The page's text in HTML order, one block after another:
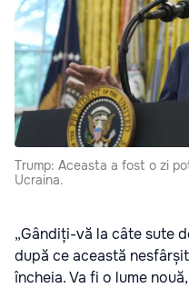
Trump: Aceasta a fost o zi
Ucraina.
„Gândiți-vă la câte sute
după ce această
încheia. Va fi o lume